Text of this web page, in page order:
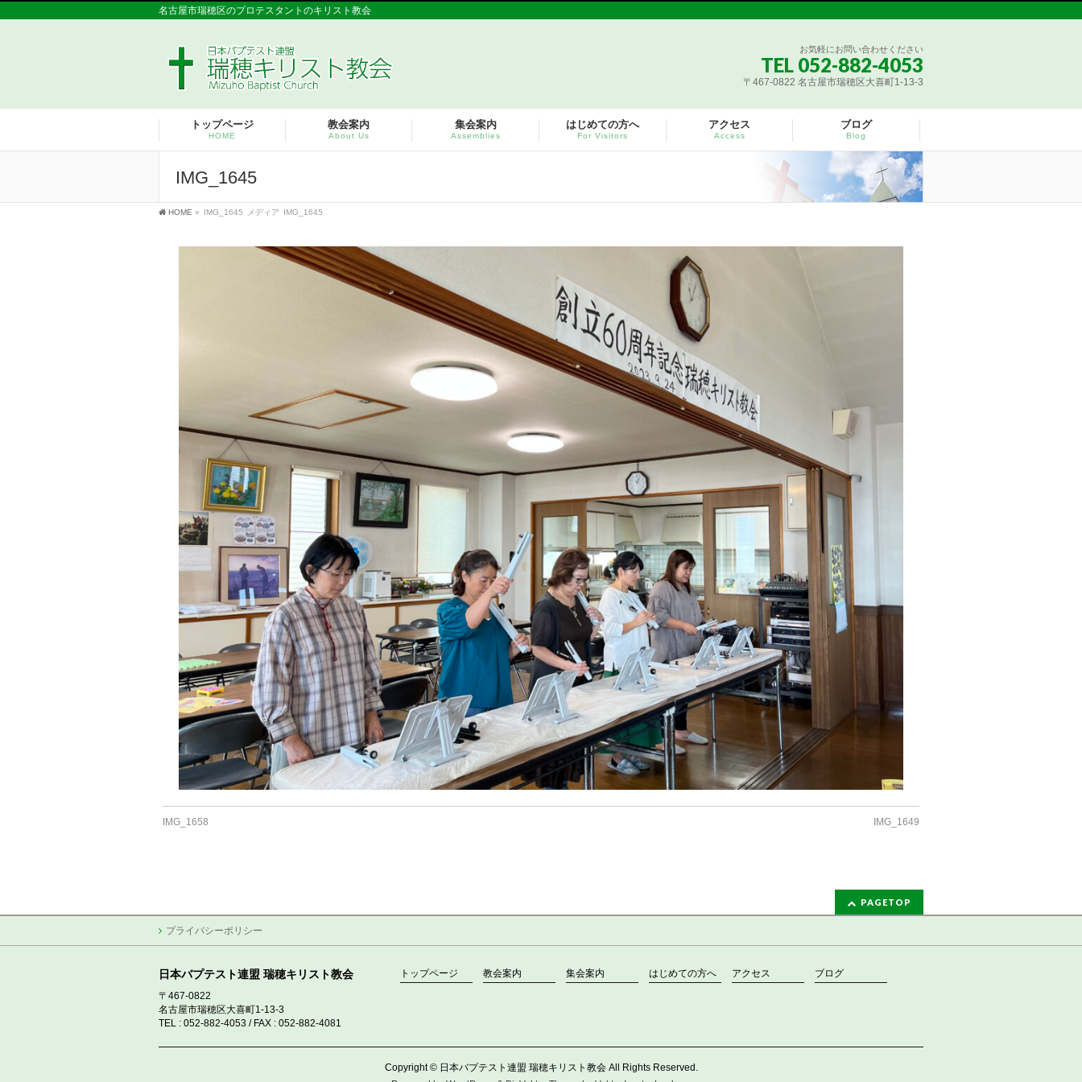
名古屋市瑞穂区のプロテスタントのキリスト教会
お気軽にお問い合わせください
TEL 052-882-4053
〒467-0822 名古屋市瑞穂区大喜町1-13-3
トップページ
HOME
教会案内
About Us
集会案内
Assemblies
はじめての方へ
For Visitors
アクセス
Access
ブログ
Blog
IMG_1645
HOME » IMG_1645 メディア IMG_1645
IMG_1658 IMG_1649
PAGETOP
プライバシーポリシー
日本バプテスト連盟 瑞穂キリスト教会
〒467-0822
名古屋市瑞穂区大喜町1-13-3
TEL : 052-882-4053 / FAX : 052-882-4081
トップページ 教会案内 集会案内 はじめての方へ アクセス ブログ
Copyright © 日本バプテスト連盟 瑞穂キリスト教会All Rights Reserved.